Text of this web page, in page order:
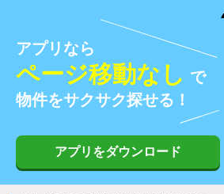
アプリなら
ページ移動なし で
物件をサクサク探せる！
アプリをダウンロード